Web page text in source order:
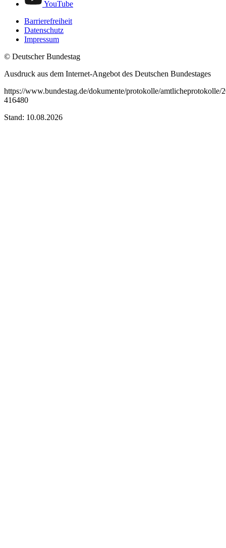
YouTube
Barrierefreiheit
Datenschutz
Impressum
© Deutscher Bundestag
Ausdruck aus dem Internet-Angebot des Deutschen Bundestages
https://www.bundestag.de/dokumente/protokolle/amtlicheprotokolle/
416480
Stand: 10.08.2026